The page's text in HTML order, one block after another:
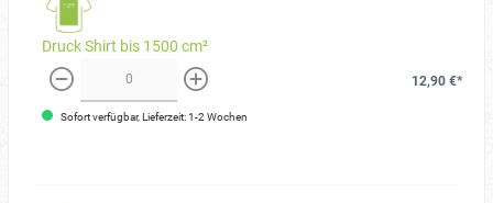
Druck Shirt bis 1500 cm²
weniger mehr
12,90 €*
Sofort verfügbar, Lieferzeit: 1-2 Wochen